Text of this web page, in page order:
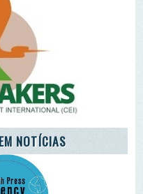
usados cookies e
o uso dos